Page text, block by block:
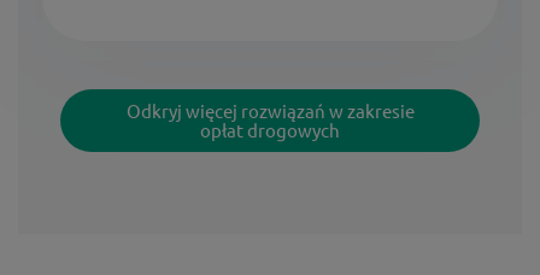
Odkryj więcej rozwiązań w zakresie
opłat drogowych